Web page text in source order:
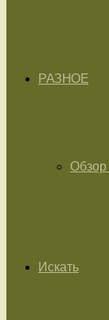
РАЗНОЕ
Обзор
Искать